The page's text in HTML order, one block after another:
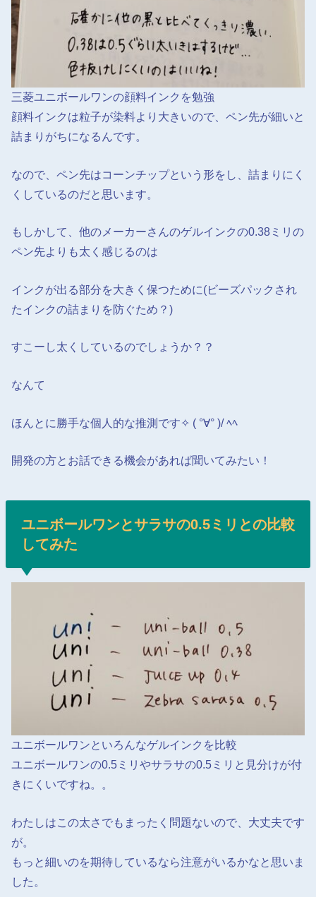
三菱ユニボールワンの顔料インクを勉強
顔料インクは粒子が染料より大きいので、ペン先が細いと
詰まりがちになるんです。
なので、ペン先はコーンチップという形をし、詰まりにく
くしているのだと思います。
もしかして、他のメーカーさんのゲルインクの0.38ミリの
ペン先よりも太く感じるのは
インクが出る部分を大きく保つために(ビーズパックされ
たインクの詰まりを防ぐため？)
すこーし太くしているのでしょうか？？
なんて
ほんとに勝手な個人的な推測です✧ ( °∀° )/ ﾍﾍ
開発の方とお話できる機会があれば聞いてみたい！
ユニボールワンとサラサの0.5ミリとの比較
してみた
ユニボールワンといろんなゲルインクを比較
ユニボールワンの0.5ミリやサラサの0.5ミリと見分けが付
きにくいですね。。
わたしはこの太さでもまったく問題ないので、大丈夫です
が。
もっと細いのを期待しているなら注意がいるかなと思いま
した。